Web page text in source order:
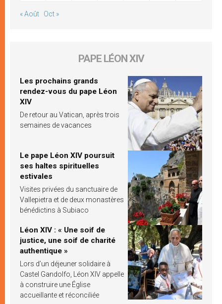
« Août Oct »
PAPE LÉON XIV
Les prochains grands
rendez-vous du pape Léon
XIV
De retour au Vatican, après trois
semaines de vacances
Le pape Léon XIV poursuit
ses haltes spirituelles
estivales
Visites privées du sanctuaire de
Vallepietra et de deux monastères
bénédictins à Subiaco
Léon XIV : « Une soif de
justice, une soif de charité
authentique »
Lors d’un déjeuner solidaire à
Castel Gandolfo, Léon XIV appelle
à construire une Église
accueillante et réconciliée